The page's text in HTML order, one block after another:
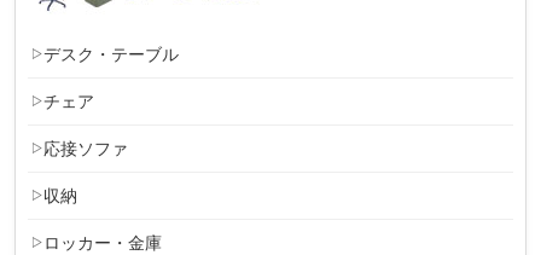
デスク・テーブル
チェア
応接ソファ
収納
ロッカー・金庫